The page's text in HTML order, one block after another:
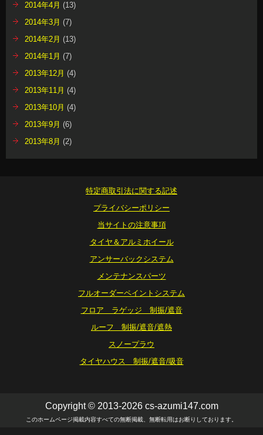
2014年4月 (13)
2014年3月 (7)
2014年2月 (13)
2014年1月 (7)
2013年12月 (4)
2013年11月 (4)
2013年10月 (4)
2013年9月 (6)
2013年8月 (2)
特定商取引法に関する記述
プライバシーポリシー
当サイトの注意事項
タイヤ＆アルミホイール
アンサーバックシステム
メンテナンスパーツ
フルオーダーペイントシステム
フロア ラゲッジ 制振/遮音
ルーフ 制振/遮音/遮熱
スノープラウ
タイヤハウス 制振/遮音/吸音
Copyright © 2013-2026 cs-azumi147.com
このホームページ掲載内容すべての無断掲載、無断転用はお断りしております。